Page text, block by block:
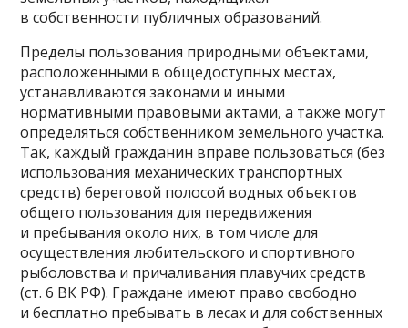
в собственности публичных образований.
Пределы пользования природными объектами,
расположенными в общедоступных местах,
устанавливаются законами и иными
нормативными правовыми актами, а также могут
определяться собственником земельного участка.
Так, каждый гражданин вправе пользоваться (без
использования механических транспортных
средств) береговой полосой водных объектов
общего пользования для передвижения
и пребывания около них, в том числе для
осуществления любительского и спортивного
рыболовства и причаливания плавучих средств
(ст. 6 ВК РФ). Граждане имеют право свободно
и бесплатно пребывать в лесах и для собственных